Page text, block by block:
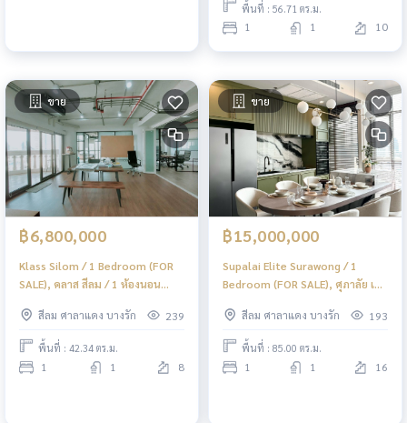
พื้นที่ : 56.71 ตร.ม.
1 1 10
ขาย
฿6,800,000
Klass Silom / 1 Bedroom (FOR
SALE), คลาส สีลม / 1 ห้องนอน
สีลม ศาลาแดง บางรัก
239
พื้นที่ : 42.34 ตร.ม.
1 1 8
ขาย
฿15,000,000
Supalai Elite Surawong / 1
Bedroom (FOR SALE), ศุภาลัย เอ
PT118สีลม ศาลาแดง บางรัก 193
พื้นที่ : 85.00 ตร.ม.
1 1 16